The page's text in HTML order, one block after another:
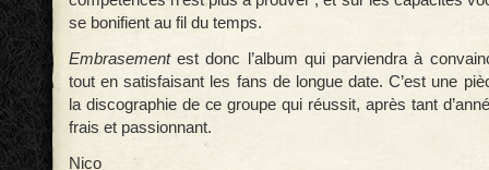
se bonifient au fil du temps.
Embrasementest donc l’album qui parviendra à
tout en satisfaisant les fans de longue date. C’est une
la discographie de ce groupe qui réussit, après tant
frais et passionnant.
Nico